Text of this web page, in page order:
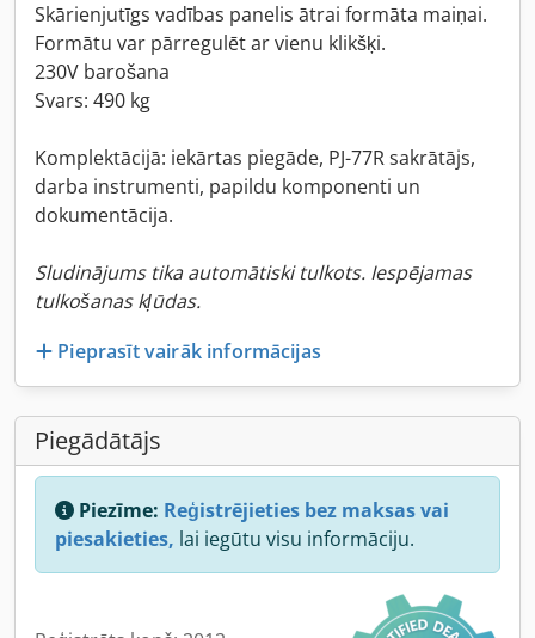
Skārienjutīgs vadības panelis ātrai formāta maiņai.
Formātu var pārregulēt ar vienu klikšķi.
230V barošana
Svars: 490 kg
Komplektācijā: iekārtas piegāde, PJ-77R sakrātājs,
darba instrumenti, papildu komponenti un
dokumentācija.
Sludinājums tika automātiski tulkots. Iespējamas
tulkošanas kļūdas.
Pieprasīt vairāk informācijas
Piegādātājs
Piezīme: Reģistrējieties bez maksas vai
piesakieties, lai iegūtu visu informāciju.